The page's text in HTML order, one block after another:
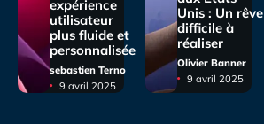
expérience
utilisateur
plus fluide et
personnalisée
sebastien Terno
9 avril 2025
Unis : Un rêve
difficile à
réaliser
Olivier Banner
9 avril 2025